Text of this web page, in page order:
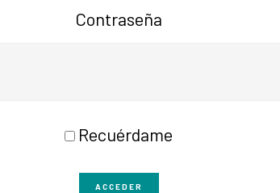
Contraseña
Recuérdame
ACCEDER